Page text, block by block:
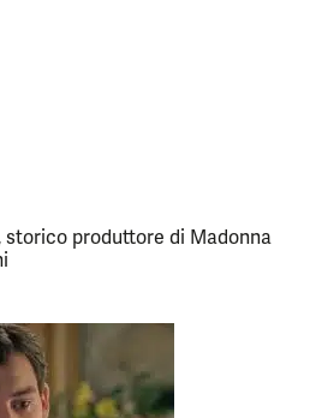
storico produttore di Madonna